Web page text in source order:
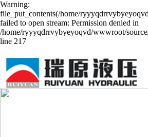
Warning:
file_put_contents(/home/
failed to open stream: Permission denied in
/home/ryyyqdrrvybyeyoqvd/wwwroot/
line 217